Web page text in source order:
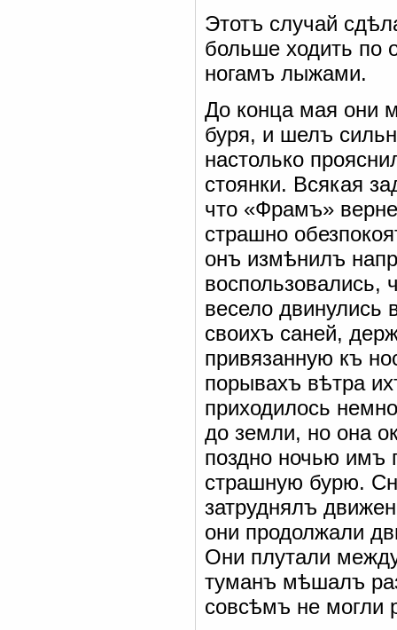
Этотъ случай
больше ходить по
ногамъ лыжами.
До конца мая они
буря, и шелъ
настолько
стоянки. Всякая
что «Фрамъ»
страшно
онъ измѣнилъ
воспользовались,
весело
своихъ саней,
привязанную къ
порывахъ вѣтра
приходилось
до земли, но она
поздно ночью имъ
страшную бурю.
затруднялъ
они продолжали
Они плутали
туманъ мѣшалъ
совсѣмъ не могли